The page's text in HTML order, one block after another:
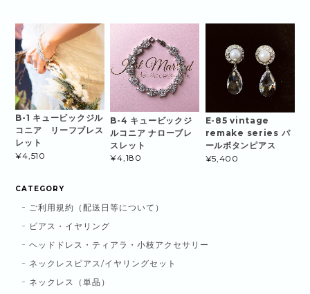
B-1 キュービックジル
コニア リーフブレス
レット
¥4,510
B-4 キュービックジ
ルコニア ナローブレ
スレット
¥4,180
E-85 vintage
remake series パ
ールボタンピアス
¥5,400
CATEGORY
ご利用規約（配送日等について）
ピアス・イヤリング
ヘッドドレス・ティアラ・小枝アクセサリー
ネックレスピアス/イヤリングセット
ネックレス（単品）